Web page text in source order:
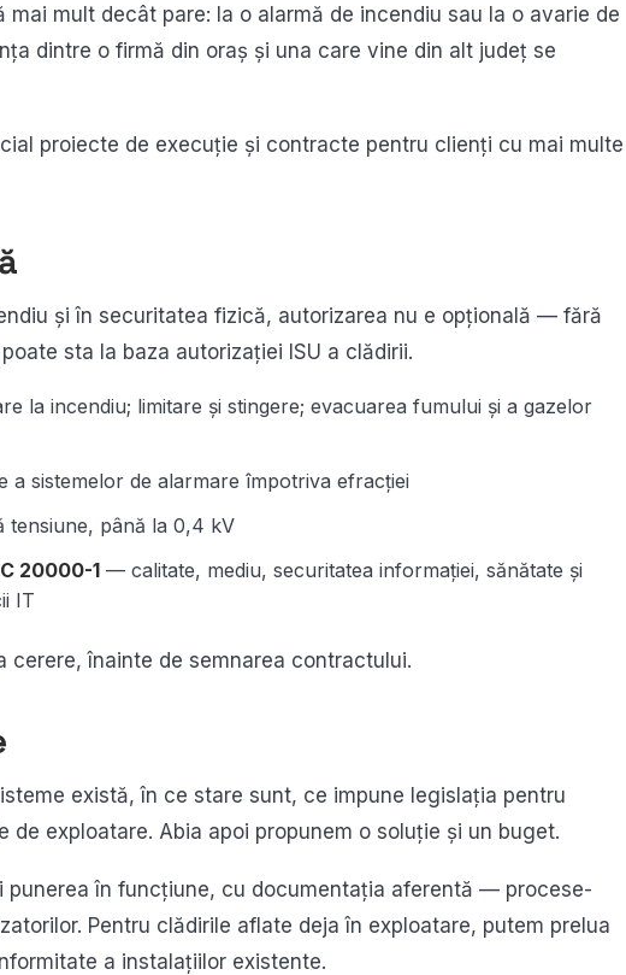
mult decât pare: la o alarmă de incendiu sau la o avarie de
dintre o firmă din oraș și una care vine din alt județ se
proiecte de execuție și contracte pentru clienți cu mai multe
și în securitatea fizică, autorizarea nu e opțională — fără
sta la baza autorizației ISU a clădirii.
la incendiu; limitare și stingere; evacuarea fumului și a gazelor
sistemelor de alarmare împotriva efracției
tensiune, până la 0,4 kV
20000-1 — calitate, mediu, securitatea informației, sănătate și
IT
înainte de semnarea contractului.
există, în ce stare sunt, ce impune legislația pentru
exploatare. Abia apoi propunem o soluție și un buget.
punerea în funcțiune, cu documentația aferentă — procese-
Pentru clădirile aflate deja în exploatare, putem prelua
a instalațiilor existente.